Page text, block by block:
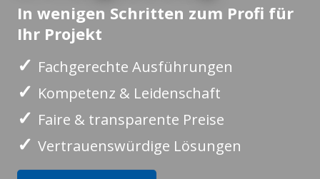
In wenigen Schritten zum Profi für
Ihr Projekt
✓ Fachgerechte Ausführungen
✓ Kompetenz & Leidenschaft
✓ Faire & transparente Preise
✓ Vertrauenswürdige Lösungen